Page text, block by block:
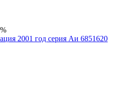
2001 год серия Аи 6851620